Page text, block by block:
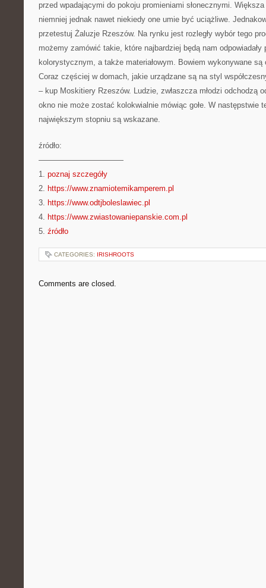
przed wpadającymi do pokoju promieniami słonecznymi.
niemniej jednak nawet niekiedy one umie być uciążliwe.
przetestuj Żaluzje Rzeszów. Na rynku jest rozległy wybór tego
możemy zamówić takie, które najbardziej będą nam odpowiadały
kolorystycznym, a także materiałowym. Bowiem wykonywane są
Coraz częściej w domach, jakie urządzane są na styl
– kup Moskitiery Rzeszów. Ludzie, zwłaszcza młodzi odchodzą
okno nie może zostać kolokwialnie mówiąc gołe. W następstwie
największym stopniu są wskazane.
źródło:
———————————
1. poznaj szczegóły
2. https://www.znamiotemikamperem.pl
3. https://www.odtjboleslawiec.pl
4. https://www.zwiastowaniepanskie.com.pl
5. źródło
CATEGORIES: IRISHROOTS
Comments are closed.